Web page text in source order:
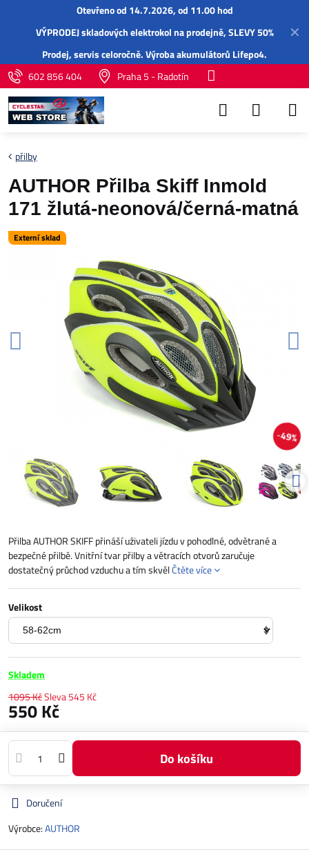
✕
Otevřeno od 14.7.2026, od 11.00 hod
VÝPRODEJ skladových elektrokol na prodejně, SLEVY 50%
Prodej,servisceloročně.Výroba akumulátorů Lifepo4.
602 856 404
Praha 5 - Radotín
Externí sklad
49%
přilby
AUTHOR Přilba Skiff Inmold
171 žlutá-neonová/černá-matná
Přilba AUTHOR SKIFF přináší uživateli jízdu v pohodlné, odvětrané a
bezpečné přilbě. Vnitřní tvar přilby a větracích otvorů zaručuje
dostatečný průchod vzduchu a tím skvělČtěte více
Velikost
Skladem
1095 KčSleva545 Kč
550 Kč
Do košíku
Doručení
Výrobce:AUTHOR